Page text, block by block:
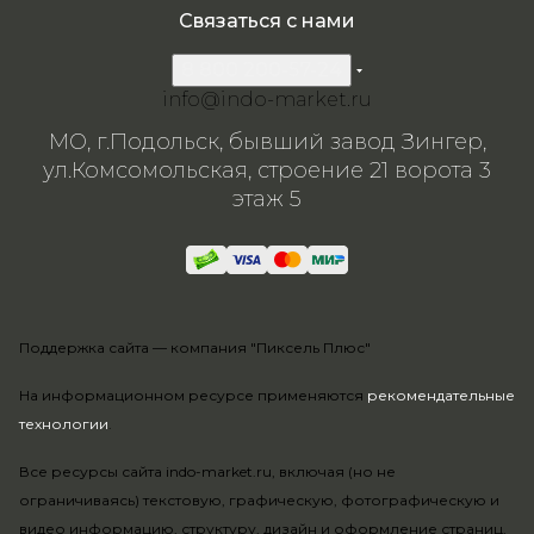
На информационном ресурсе применяются рекомендательные
технологии.
Все ресурсы сайта indo-market.ru, включая (но не
ограничиваясь) текстовую, графическую, фотографическую и
видео информацию, структуру, дизайн и оформление страниц,
Связаться с нами
info@indo-market.ru
МО, г.Подольск, бывший завод Зингер,
ул.Комсомольская, строение 21 ворота 3
этаж 5
Поддержка сайта — компания "Пиксель Плюс"